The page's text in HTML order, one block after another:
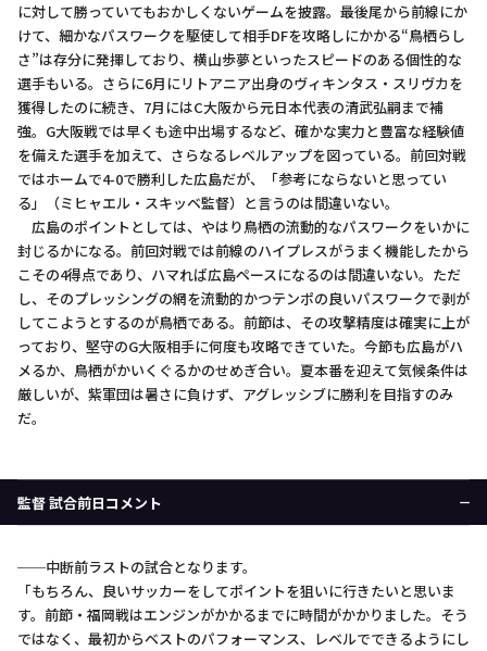
に対して勝っていてもおかしくないゲームを披露。最後尾から前線にか
けて、細かなパスワークを駆使して相手DFを攻略しにかかる“鳥栖らし
さ”は存分に発揮しており、横山歩夢といったスピードのある個性的な
選手もいる。さらに6月にリトアニア出身のヴィキンタス・スリヴカを
獲得したのに続き、7月にはC大阪から元日本代表の清武弘嗣まで補
強。G大阪戦では早くも途中出場するなど、確かな実力と豊富な経験値
を備えた選手を加えて、さらなるレベルアップを図っている。前回対戦
ではホームで4-0で勝利した広島だが、「参考にならないと思ってい
る」（ミヒャエル・スキッベ監督）と言うのは間違いない。
広島のポイントとしては、やはり鳥栖の流動的なパスワークをいかに
封じるかになる。前回対戦では前線のハイプレスがうまく機能したから
こその4得点であり、ハマれば広島ペースになるのは間違いない。ただ
し、そのプレッシングの網を流動的かつテンポの良いパスワークで剥が
してこようとするのが鳥栖である。前節は、その攻撃精度は確実に上が
っており、堅守のG大阪相手に何度も攻略できていた。今節も広島がハ
メるか、鳥栖がかいくぐるかのせめぎ合い。夏本番を迎えて気候条件は
厳しいが、紫軍団は暑さに負けず、アグレッシブに勝利を目指すのみ
だ。
監督 試合前日コメント
──中断前ラストの試合となります。
「もちろん、良いサッカーをしてポイントを狙いに行きたいと思いま
す。前節・福岡戦はエンジンがかかるまでに時間がかかりました。そう
ではなく、最初からベストのパフォーマンス、レベルでできるようにし